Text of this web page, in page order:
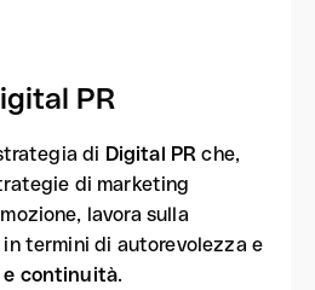
PR
di Digital PR che,
di marketing
lavora sulla
termini di autorevolezza e
continuità.